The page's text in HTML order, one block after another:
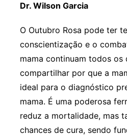
Dr. Wilson Garcia
O Outubro Rosa pode ter
conscientização e o
mama continuam todos os
compartilhar por que a
ideal para o diagnóstico
mama. É uma poderosa
reduz a mortalidade, mas
chances de cura, sendo